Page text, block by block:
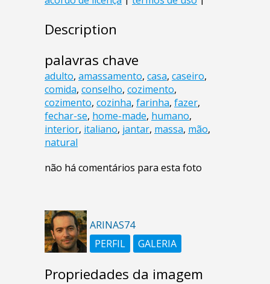
Description
palavras chave
adulto, amassamento, casa, caseiro,
comida, conselho, cozimento,
cozimento, cozinha, farinha, fazer,
fechar-se, home-made, humano,
interior, italiano, jantar, massa, mão,
natural
não há comentários para esta foto
ARINAS74
PERFIL
GALERIA
Propriedades da imagem